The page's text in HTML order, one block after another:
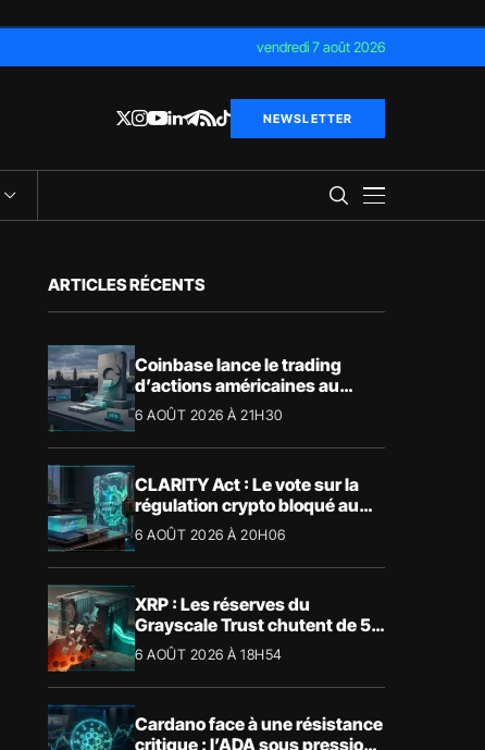
vendredi 7 août 2026
NEWSLETTER
ARTICLES RÉCENTS
Coinbase lance le trading
d’actions américaines au
Royaume-Uni
6 AOÛT 2026 À 21H30
CLARITY Act : Le vote sur la
régulation crypto bloqué au
Sénat américain
6 AOÛT 2026 À 20H06
XRP : Les réserves du
Grayscale Trust chutent de 55
% suite aux rachats
6 AOÛT 2026 À 18H54
Cardano face à une résistance
critique : l’ADA sous pression